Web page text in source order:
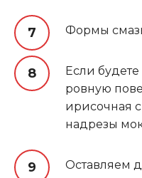
Формы
Если
ровную
ирисочная
надрезы
Оставляем